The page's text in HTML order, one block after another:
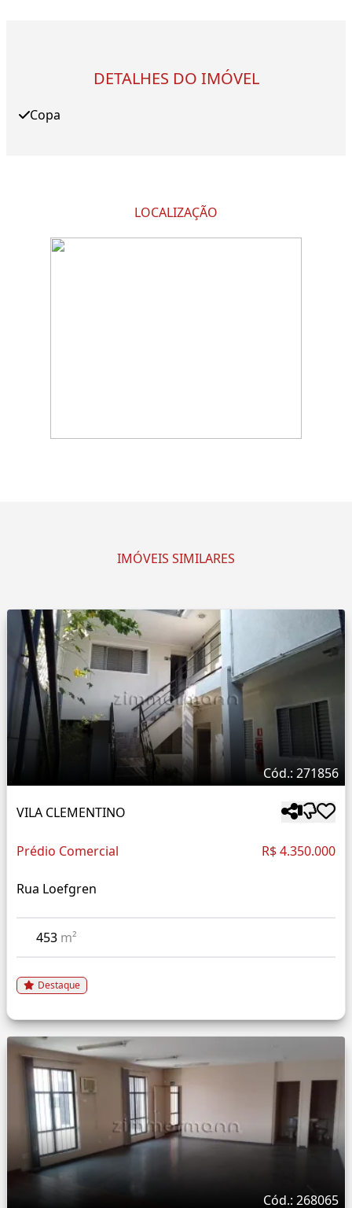
DETALHES DO IMÓVEL
Copa
LOCALIZAÇÃO
IMÓVEIS SIMILARES
Cód.: 271856
VILA CLEMENTINO
Prédio Comercial R$ 4.350.000
Rua Loefgren
453 m²
Destaque
Cód.: 268065